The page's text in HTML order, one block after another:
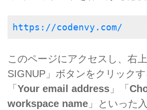
https://codenvy.com/
このページにアクセスし、右
SIGNUP」ボタンをクリック
「 Your email address 」「
workspace name 」といった